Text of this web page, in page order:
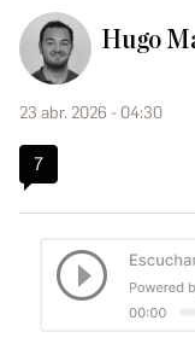
Hugo
23 abr. 2026 - 04:30
7